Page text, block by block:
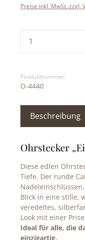
Preise inkl. MwSt. zzgl.
Produkt
Produktnummer:
O-4440
Beschreibung
Ohrstecker
Diese edlen
Tiefe. Der runde
Blick in eine stille,
veredeltes,
Look mit einer
Ideal für alle, die
einzigartig.